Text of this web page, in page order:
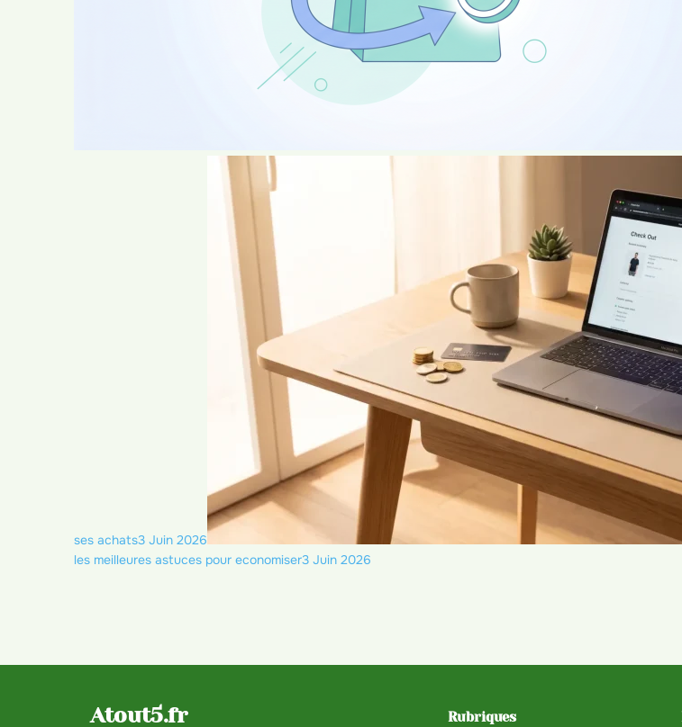
ses achats3 Juin 2026
les meilleures astuces pour economiser3 Juin 2026
Atout5.fr Rubriques